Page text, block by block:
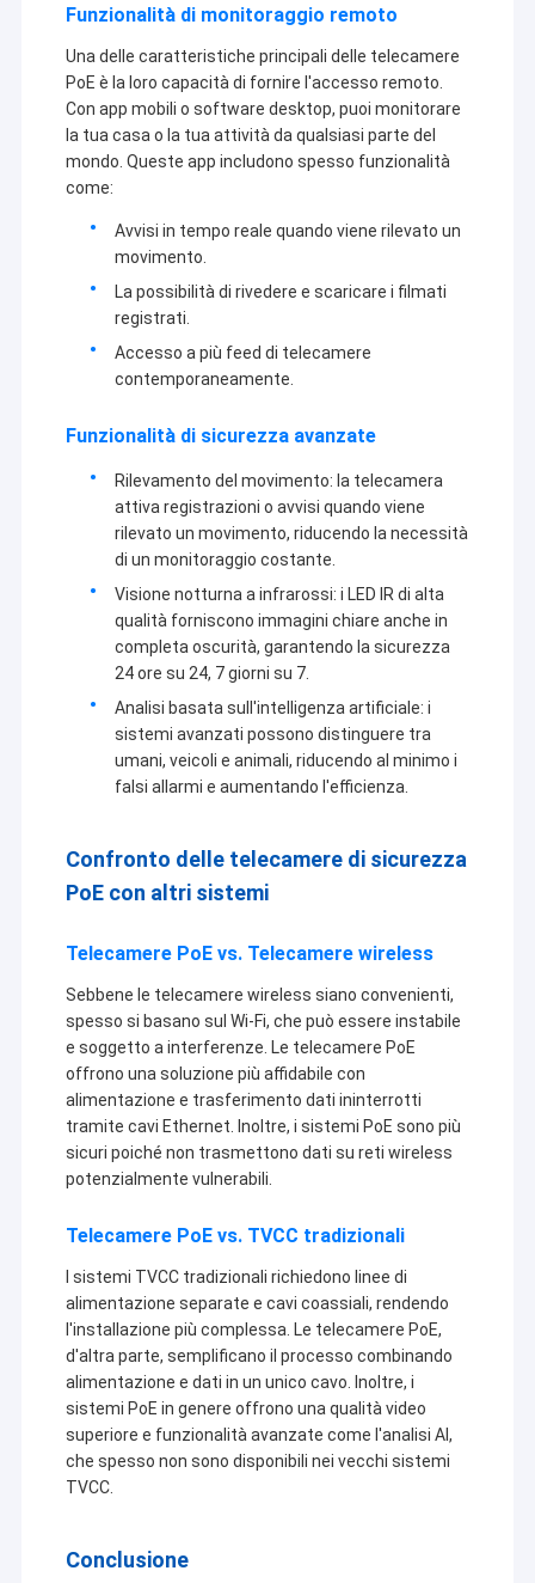
Funzionalità di monitoraggio remoto
Una delle caratteristiche principali delle telecamere
PoE è la loro capacità di fornire l'accesso remoto.
Con app mobili o software desktop, puoi monitorare
la tua casa o la tua attività da qualsiasi parte del
mondo. Queste app includono spesso funzionalità
come:
Avvisi in tempo reale quando viene rilevato un
movimento.
La possibilità di rivedere e scaricare i filmati
registrati.
Accesso a più feed di telecamere
contemporaneamente.
Funzionalità di sicurezza avanzate
Rilevamento del movimento: la telecamera
attiva registrazioni o avvisi quando viene
rilevato un movimento, riducendo la necessità
di un monitoraggio costante.
Visione notturna a infrarossi: i LED IR di alta
qualità forniscono immagini chiare anche in
completa oscurità, garantendo la sicurezza
24 ore su 24, 7 giorni su 7.
Analisi basata sull'intelligenza artificiale: i
sistemi avanzati possono distinguere tra
umani, veicoli e animali, riducendo al minimo i
falsi allarmi e aumentando l'efficienza.
Confronto delle telecamere di sicurezza
PoE con altri sistemi
Telecamere PoE vs. Telecamere wireless
Sebbene le telecamere wireless siano convenienti,
spesso si basano sul Wi-Fi, che può essere instabile
e soggetto a interferenze. Le telecamere PoE
offrono una soluzione più affidabile con
alimentazione e trasferimento dati ininterrotti
tramite cavi Ethernet. Inoltre, i sistemi PoE sono più
sicuri poiché non trasmettono dati su reti wireless
potenzialmente vulnerabili.
Telecamere PoE vs. TVCC tradizionali
I sistemi TVCC tradizionali richiedono linee di
alimentazione separate e cavi coassiali, rendendo
l'installazione più complessa. Le telecamere PoE,
d'altra parte, semplificano il processo combinando
alimentazione e dati in un unico cavo. Inoltre, i
sistemi PoE in genere offrono una qualità video
superiore e funzionalità avanzate come l'analisi AI,
che spesso non sono disponibili nei vecchi sistemi
TVCC.
Conclusione